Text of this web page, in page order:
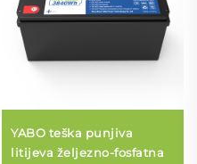
YABO teška punjiva
litijeva željezno-fosfatna